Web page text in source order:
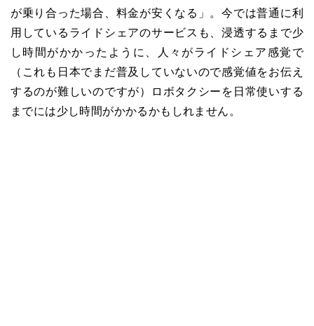
が乗り合った場合、料金が安くなる」。今では普通に利
用しているライドシェアのサービスも、浸透するまで少
し時間がかかったように、人々がライドシェア感覚で
（これも日本でまだ普及していないので感覚値をお伝え
するのが難しいのですが）ロボタクシーを日常使いする
までには少し時間がかかるかもしれません。